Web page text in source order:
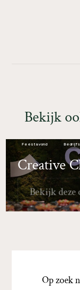
Bekijk oo
Feestavond
Creative
Bekijkdeze
Op zoek